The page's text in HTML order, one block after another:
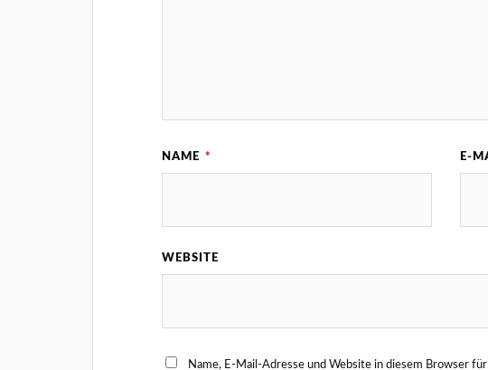
NAME * E-
WEBSITE
Name, E-Mail-Adresse und Website in diesem Browser